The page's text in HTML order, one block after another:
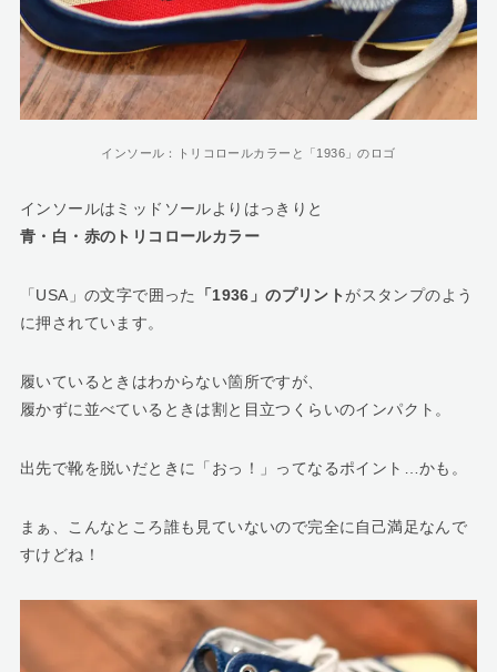
インソール：トリコロールカラーと「1936」のロゴ
インソールはミッドソールよりはっきりと
青・白・赤のトリコロールカラー
「USA」の文字で囲った 「1936」のプリント がスタンプのよう
に押されています。
履いているときはわからない箇所ですが、
履かずに並べているときは割と目立つくらいのインパクト。
出先で靴を脱いだときに「おっ！」ってなるポイント…かも。
まぁ、こんなところ誰も見ていないので完全に自己満足なんで
すけどね！